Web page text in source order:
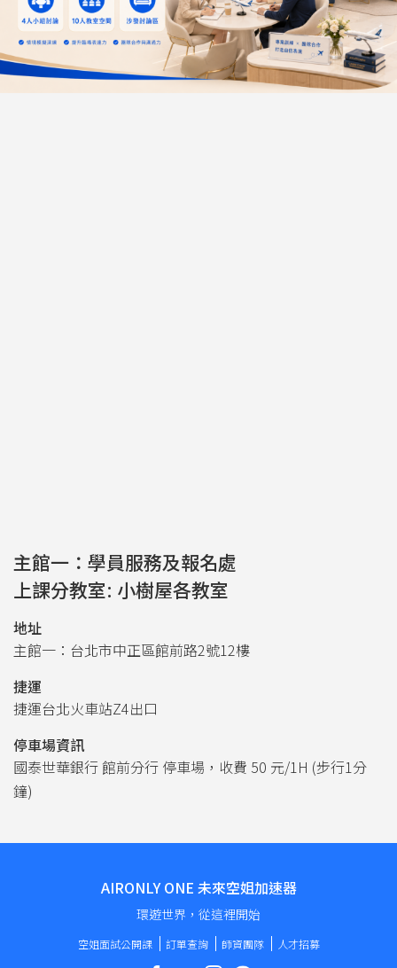
主館一：學員服務及報名處
上課分教室: 小樹屋各教室
地址
主館一：台北市中正區館前路2號12樓
捷運
捷運台北火車站Z4出口
停車場資訊
國泰世華銀行 館前分行 停車場，收費 50 元/1H (步行1分
鐘)
AIRONLY ONE 未來空姐加速器
環遊世界，從這裡開始
空姐面試公開課 訂單查詢 師資團隊 人才招募